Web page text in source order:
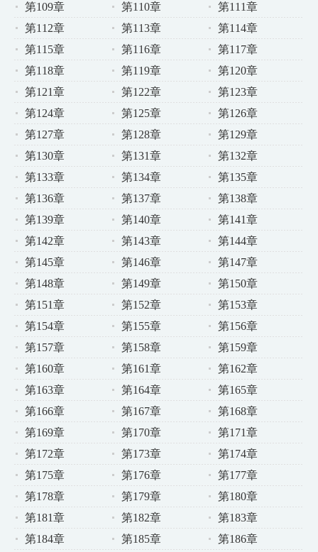
第109章
第110章
第111章
第112章
第113章
第114章
第115章
第116章
第117章
第118章
第119章
第120章
第121章
第122章
第123章
第124章
第125章
第126章
第127章
第128章
第129章
第130章
第131章
第132章
第133章
第134章
第135章
第136章
第137章
第138章
第139章
第140章
第141章
第142章
第143章
第144章
第145章
第146章
第147章
第148章
第149章
第150章
第151章
第152章
第153章
第154章
第155章
第156章
第157章
第158章
第159章
第160章
第161章
第162章
第163章
第164章
第165章
第166章
第167章
第168章
第169章
第170章
第171章
第172章
第173章
第174章
第175章
第176章
第177章
第178章
第179章
第180章
第181章
第182章
第183章
第184章
第185章 第186章